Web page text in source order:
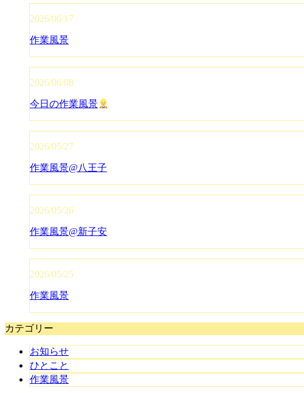
2026/06/17
作業風景
2026/06/08
今日の作業風景
2026/05/27
作業風景@八王子
2026/05/26
作業風景@新子安
2026/05/25
作業風景
カテゴリー
お知らせ
ひとこと
作業風景